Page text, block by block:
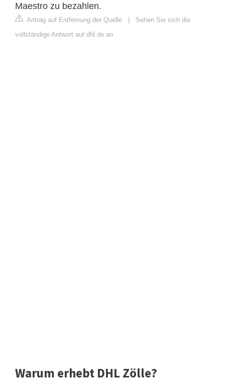
Maestro zu bezahlen.
Antrag auf Entfernung der Quelle | Sehen Sie sich die
vollständige Antwort auf dhl.de an
Warum erhebt DHL Zölle?